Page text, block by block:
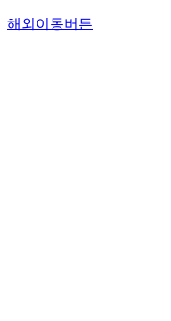
해외이동버튼